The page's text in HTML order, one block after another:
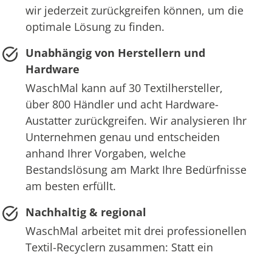
wir jederzeit zurückgreifen können, um die
optimale Lösung zu finden.
Unabhängig von Herstellern und
Hardware
WaschMal kann auf 30 Textilhersteller,
über 800 Händler und acht Hardware-
Austatter zurückgreifen. Wir analysieren Ihr
Unternehmen genau und entscheiden
anhand Ihrer Vorgaben, welche
Bestandslösung am Markt Ihre Bedürfnisse
am besten erfüllt.
Nachhaltig & regional
WaschMal arbeitet mit drei professionellen
Textil-Recyclern zusammen: Statt ein